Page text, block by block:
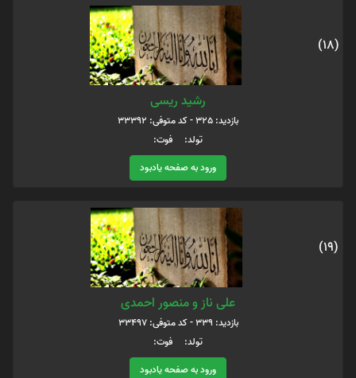
(18)
رشید ریسی
بازدید: 325 - کد متوفی: 33392
تولد: فوت:
ورود به صفحه یادبود
(19)
علی ناز و منصور احمدی
بازدید: 339 - کد متوفی: 33497
تولد: فوت:
ورود به صفحه یادبود